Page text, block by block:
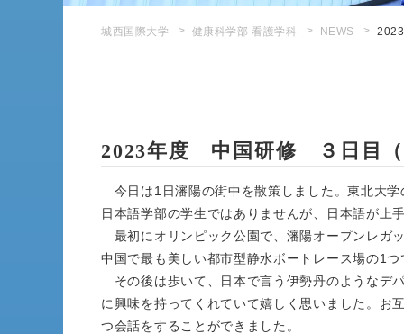
城西国際大学 健康科学部 看護学科 NEWS
2023年度 中国研修 ３日目
今日は1日瀋陽の街中を散策しました。東北大
日本語学部の学生ではありませんが、日本語が上
最初にオリンピック公園で、瀋陽オープンレガ
中国で最も美しい都市型静水ボートレース場の1
その後は歩いて、日本で言う伊勢丹のようなデ
に興味を持ってくれていて嬉しく思いました。お
つ会話をすることができました。